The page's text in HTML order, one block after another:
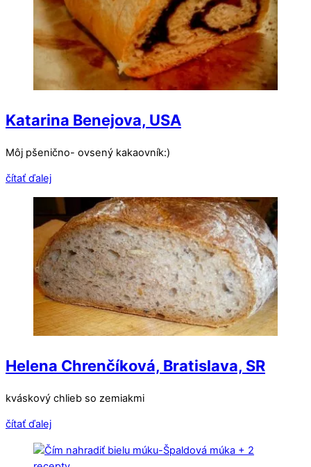
Katarina Benejova, USA
Môj pšenično- ovsený kakaovník:)
čítať ďalej
Helena Chrenčíková, Bratislava, SR
kváskový chlieb so zemiakmi
čítať ďalej